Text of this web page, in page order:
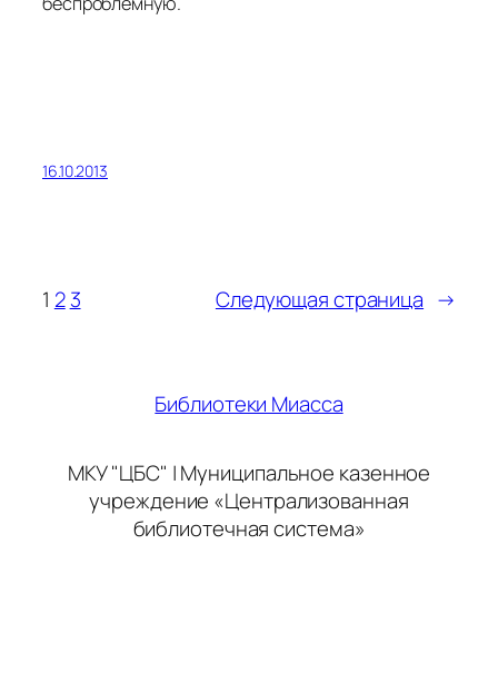
16.10.2013
1 2 3 Следующая страница →
Библиотеки Миасса
МКУ "ЦБС" | Муниципальное казенное
учреждение «Централизованная
библиотечная система»